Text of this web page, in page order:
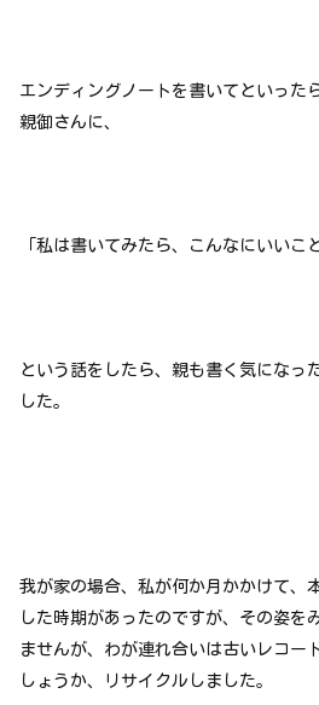
エンディングノートを書いてといった
親御さんに、
「私は書いてみたら、こんなにいいこ
という話をしたら、親も書く気になっ
した。
我が家の場合、私が何か月かかけて、
した時期があったのですが、その姿を
ませんが、わが連れ合いは古いレコー
しょうか、リサイクルしました。